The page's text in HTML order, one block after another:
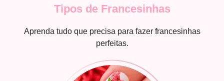
Tipos de Francesinhas
Aprenda tudo que precisa para fazer francesinhas
perfeitas.